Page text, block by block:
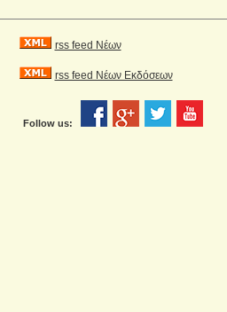
rss feed Νέων
rss feed Νέων Εκδόσεων
Follow us: